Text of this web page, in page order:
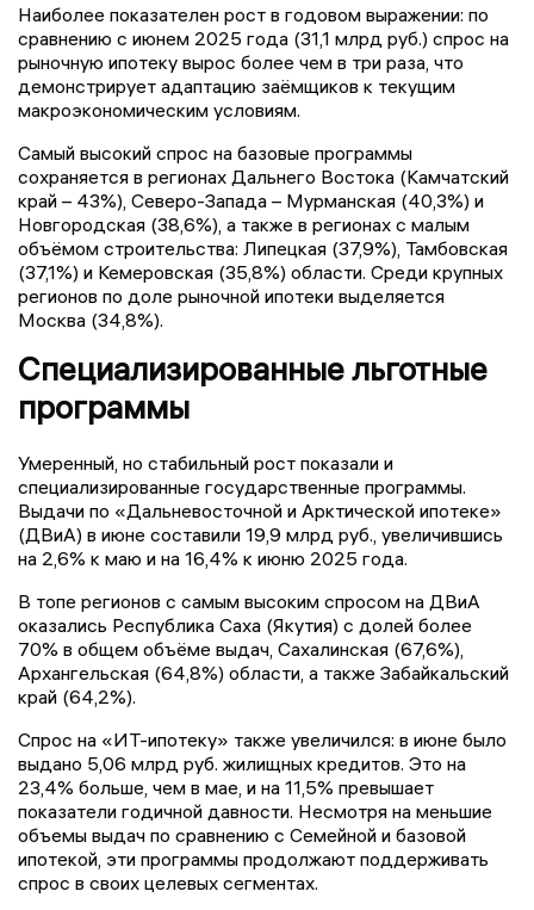
Наиболее показателен рост в годовом выражении: по
сравнению с июнем 2025 года (31,1 млрд руб.) спрос на
рыночную ипотеку вырос более чем в три раза, что
демонстрирует адаптацию заёмщиков к текущим
макроэкономическим условиям.
Самый высокий спрос на базовые программы
сохраняется в регионах Дальнего Востока (Камчатский
край – 43%), Северо-Запада – Мурманская (40,3%) и
Новгородская (38,6%), а также в регионах с малым
объёмом строительства: Липецкая (37,9%), Тамбовская
(37,1%) и Кемеровская (35,8%) области. Среди крупных
регионов по доле рыночной ипотеки выделяется
Москва (34,8%).
Специализированные льготные
программы
Умеренный, но стабильный рост показали и
специализированные государственные программы.
Выдачи по «Дальневосточной и Арктической ипотеке»
(ДВиА) в июне составили 19,9 млрд руб., увеличившись
на 2,6% к маю и на 16,4% к июню 2025 года.
В топе регионов с самым высоким спросом на ДВиА
оказались Республика Саха (Якутия) с долей более
70% в общем объёме выдач, Сахалинская (67,6%),
Архангельская (64,8%) области, а также Забайкальский
край (64,2%).
Спрос на «ИТ-ипотеку» также увеличился: в июне было
выдано 5,06 млрд руб. жилищных кредитов. Это на
23,4% больше, чем в мае, и на 11,5% превышает
показатели годичной давности. Несмотря на меньшие
объемы выдач по сравнению с Семейной и базовой
ипотекой, эти программы продолжают поддерживать
спрос в своих целевых сегментах.